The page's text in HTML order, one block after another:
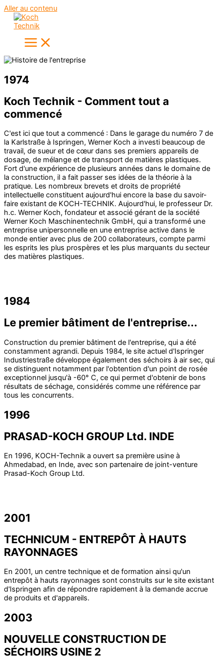
Aller au contenu
1974
Koch Technik - Comment tout a
commencé
C'est ici que tout a commencé : Dans le garage du numéro 7 de
la Karlstraße à Ispringen, Werner Koch a investi beaucoup de
travail, de sueur et de cœur dans ses premiers appareils de
dosage, de mélange et de transport de matières plastiques.
Fort d'une expérience de plusieurs années dans le domaine de
la construction, il a fait passer ses idées de la théorie à la
pratique. Les nombreux brevets et droits de propriété
intellectuelle constituent aujourd'hui encore la base du savoir-
faire existant de KOCH-TECHNIK. Aujourd'hui, le professeur Dr.
h.c. Werner Koch, fondateur et associé gérant de la société
Werner Koch Maschinentechnik GmbH, qui a transformé une
entreprise unipersonnelle en une entreprise active dans le
monde entier avec plus de 200 collaborateurs, compte parmi
les esprits les plus prospères et les plus marquants du secteur
des matières plastiques.
1984
Le premier bâtiment de l'entreprise...
Construction du premier bâtiment de l'entreprise, qui a été
constamment agrandi. Depuis 1984, le site actuel d'Ispringer
Industriestraße développe également des séchoirs à air sec, qui
se distinguent notamment par l'obtention d'un point de rosée
exceptionnel jusqu'à -60° C, ce qui permet d'obtenir de bons
résultats de séchage, considérés comme une référence par
tous les concurrents.
1996
PRASAD-KOCH GROUP Ltd. INDE
En 1996, KOCH-Technik a ouvert sa première usine à
Ahmedabad, en Inde, avec son partenaire de joint-venture
Prasad-Koch Group Ltd.
2001
TECHNICUM - ENTREPÔT À HAUTS
RAYONNAGES
En 2001, un centre technique et de formation ainsi qu'un
entrepôt à hauts rayonnages sont construits sur le site existant
d'Ispringen afin de répondre rapidement à la demande accrue
de produits et d'appareils.
2003
NOUVELLE CONSTRUCTION DE
SÉCHOIRS USINE 2